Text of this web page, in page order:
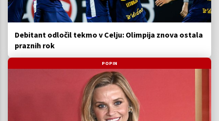
Debitant odločil tekmo v Celju: Olimpija znova ostala
praznih rok
POPIN